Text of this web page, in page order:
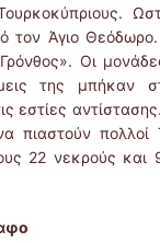
τον Άγιο
Οι
της μπήκαν
εστίες
πιαστούν πολλοί
22 νεκρούς και